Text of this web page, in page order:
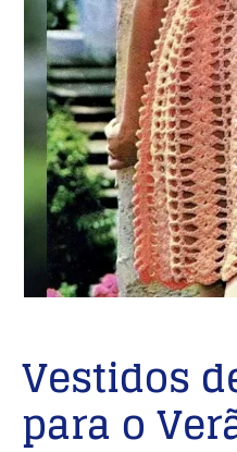
Vestidos
para o